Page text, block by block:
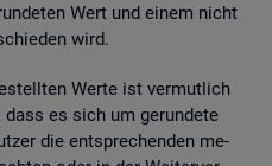
Wert und einem nicht
wird.
Werte ist ver­mut­lich
es sich um ge­run­de­te
die ent­spre­chen­den me­